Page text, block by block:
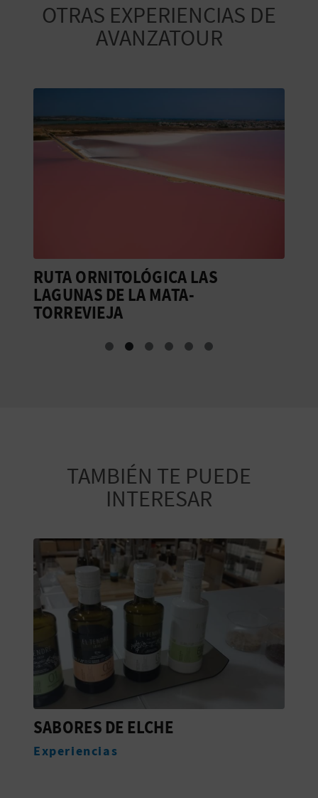
OTRAS EXPERIENCIAS DE
AVANZATOUR
RUTA ORNITOLÓGICA LAS
LAGUNAS DE LA MATA-
TORREVIEJA
TAMBIÉN TE PUEDE
INTERESAR
SABORES DE ELCHE
Experiencias